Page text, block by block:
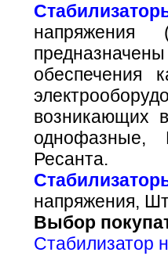
напряжения
обеспечения
возникающих
однофазные,
Ресанта.
напряжения,
Выбор
Стабилизатор